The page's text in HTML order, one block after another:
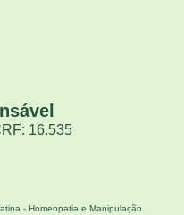
16.535
- Homeopatia e Manipulação